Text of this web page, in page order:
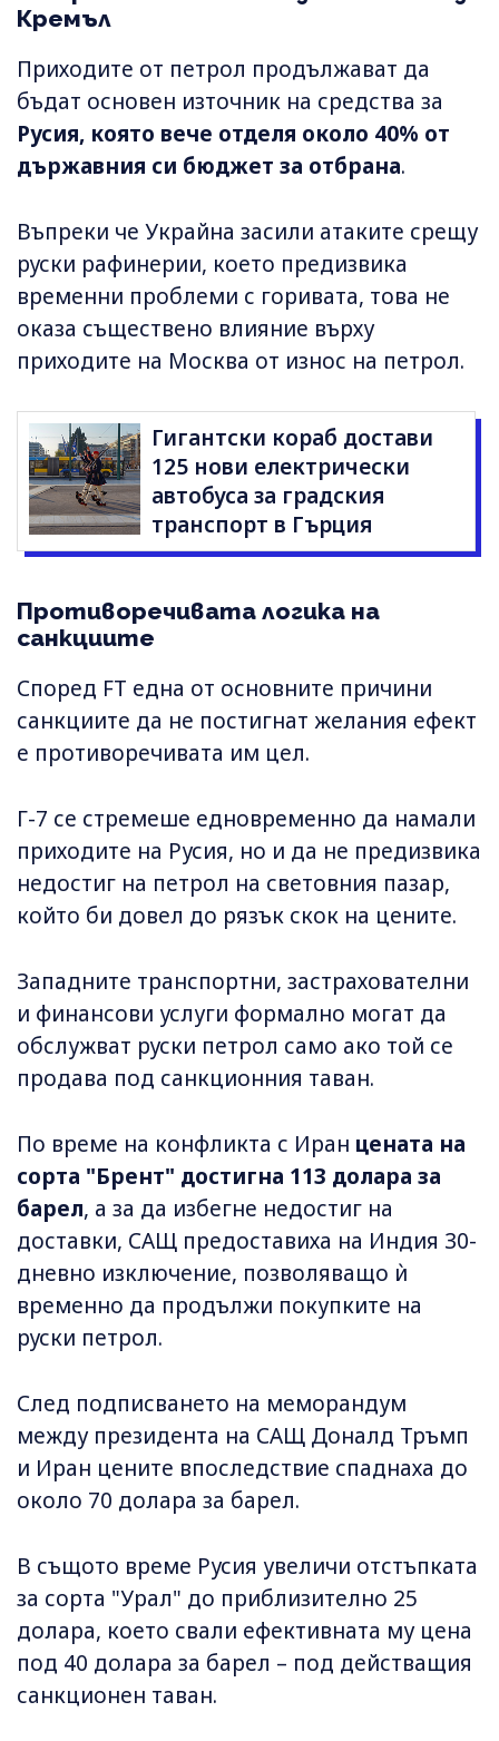
Кремъл
Приходите от петрол продължават да
бъдат основен източник на средства за
Русия, която вече отделя около 40% от
държавния си бюджет за отбрана.
Въпреки че Украйна засили атаките срещу
руски рафинерии, което предизвика
временни проблеми с горивата, това не
оказа съществено влияние върху
приходите на Москва от износ на петрол.
Гигантски кораб достави
125 нови електрически
автобуса за градския
транспорт в Гърция
Противоречивата логика на
санкциите
Според FT една от основните причини
санкциите да не постигнат желания ефект
е противоречивата им цел.
Г-7 се стремеше едновременно да намали
приходите на Русия, но и да не предизвика
недостиг на петрол на световния пазар,
който би довел до рязък скок на цените.
Западните транспортни, застрахователни
и финансови услуги формално могат да
обслужват руски петрол само ако той се
продава под санкционния таван.
По време на конфликта с Иран цената на
сорта "Брент" достигна 113 долара за
барел, а за да избегне недостиг на
доставки, САЩ предоставиха на Индия 30-
дневно изключение, позволяващо ѝ
временно да продължи покупките на
руски петрол.
След подписването на меморандум
между президента на САЩ Доналд Тръмп
и Иран цените впоследствие спаднаха до
около 70 долара за барел.
В същото време Русия увеличи отстъпката
за сорта "Урал" до приблизително 25
долара, което свали ефективната му цена
под 40 долара за барел – под действащия
санкционен таван.